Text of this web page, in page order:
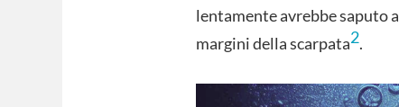
lentamente avrebbe saputo
margini della scarpata2.